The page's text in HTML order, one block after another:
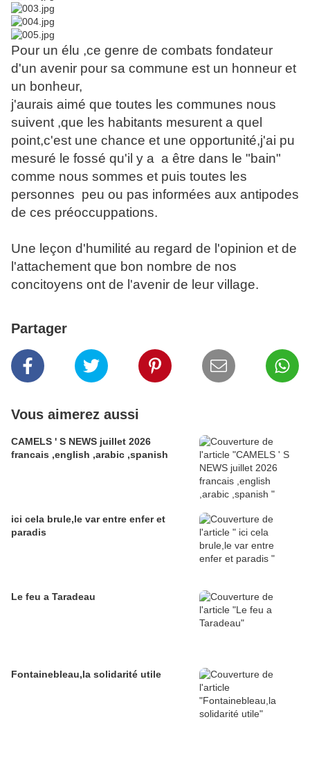
Pour un élu ,ce genre de combats fondateur
d'un avenir pour sa commune est un honneur et
un bonheur,
j'aurais aimé que toutes les communes nous
suivent ,que les habitants mesurent a quel
point,c'est une chance et une opportunité,j'ai pu
mesuré le fossé qu'il y a a être dans le "bain"
comme nous sommes et puis toutes les
personnes peu ou pas informées aux antipodes
de ces préoccuppations.
Une leçon d'humilité au regard de l'opinion et de
l'attachement que bon nombre de nos
concitoyens ont de l'avenir de leur village.
Partager
Vous aimerez aussi
CAMELS ' S NEWS juillet 2026
francais ,english ,arabic ,spanish
ici cela brule,le var entre enfer et
paradis
Le feu a Taradeau
Fontainebleau,la solidarité utile